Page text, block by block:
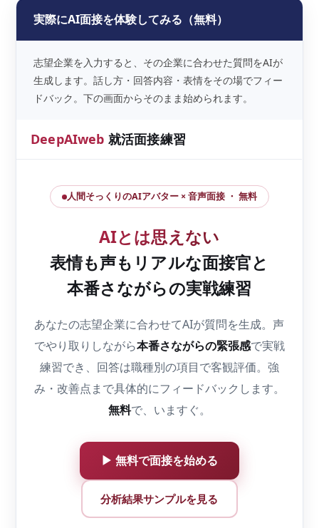
実際にAI面接を体験してみる（無料）
志望企業を入力すると、その企業に合わせた質問をAIが
生成します。話し方・回答内容・表情をその場でフィー
ドバック。下の画面からそのまま始められます。